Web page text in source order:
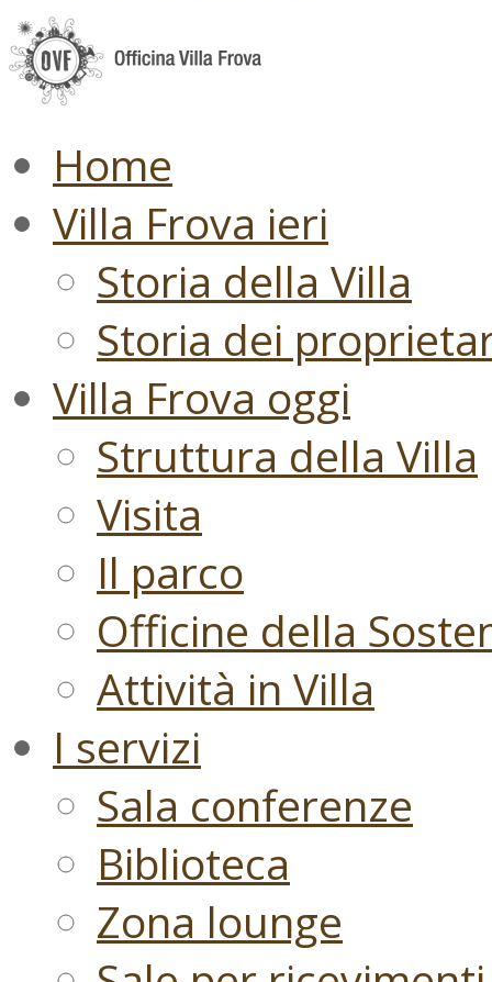
Home
Villa Frova ieri
Storia della Villa
Storia dei
Villa Frova oggi
Struttura della Villa
Visita
Il parco
Officine della
Attività in Villa
I servizi
Sala conferenze
Biblioteca
Zona lounge